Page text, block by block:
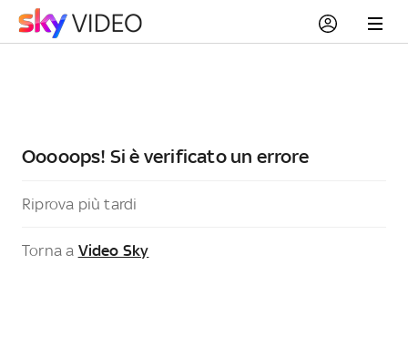
Ooooops! Si è verificato un errore
Riprova più tardi
Torna a Video Sky